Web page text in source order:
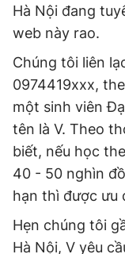
Hà Nội đang
web này rao.
Chúng tôi liên
0974419xxx,
một sinh viên
tên là V. Theo
biết, nếu học
40 - 50 nghìn
hạn thì được ưu
Hẹn chúng tôi
Hà Nội, V yêu